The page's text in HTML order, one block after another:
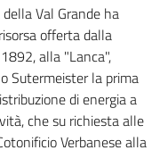
Val Grande ha
offerta dalla
alla "Lanca",
Sutermeister la prima
di energia a
che su richiesta alle
Verbanese alla